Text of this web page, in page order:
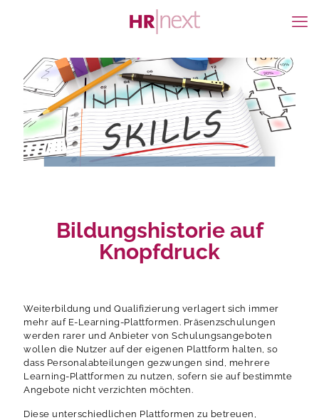
Bildungshistorie auf
Knopfdruck
Weiterbildung und Qualifizierung verlagert sich immer
mehr auf E-Learning-Plattformen. Präsenzschulungen
werden rarer und Anbieter von Schulungsangeboten
wollen die Nutzer auf der eigenen Plattform halten, so
dass Personalabteilungen gezwungen sind, mehrere
Learning-Plattformen zu nutzen, sofern sie auf bestimmte
Angebote nicht verzichten möchten.
Diese unterschiedlichen Plattformen zu betreuen,